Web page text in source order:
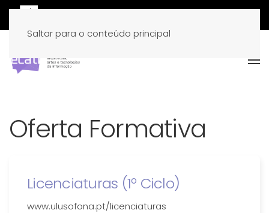
Saltar para o conteúdo principal
Oferta Formativa
Licenciaturas (1º Ciclo)
www.ulusofona.pt/licenciaturas